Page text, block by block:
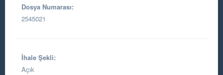
Dosya Numarası:
2545021
İhale Şekli:
Açık